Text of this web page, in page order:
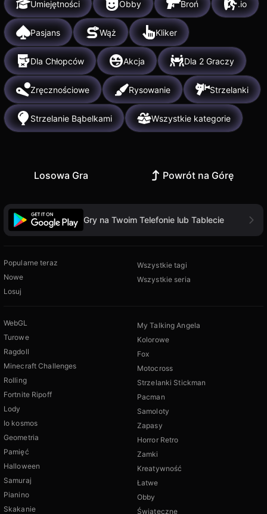
Umiejętności Obby Broń .io
Pasjans Wąż Kliker
Dla Chłopców Akcja Dla 2 Graczy
Zręcznościowe Rysowanie Strzelanki
Strzelanie Bąbelkami Wszystkie kategorie
Losowa Gra Powrót na Górę
Gry na Twoim Telefonie lub Tablecie
Popularne teraz
Nowe
Losuj
Wszystkie tagi
Wszystkie seria
WebGL
Turowe
Ragdoll
Minecraft Challenges
Rolling
Fortnite Ripoff
Lody
Io kosmos
Geometria
Pamięć
Halloween
Samuraj
Pianino
Skakanie
My Talking Angela
Kolorowe
Fox
Motocross
Strzelanki Stickman
Pacman
Samoloty
Zapasy
Horror Retro
Zamki
Kreatywność
Łatwe
Obby
Świąteczne